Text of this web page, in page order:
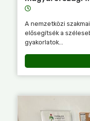
A nemzetközi
elősegítsék a
gyakorlatok...